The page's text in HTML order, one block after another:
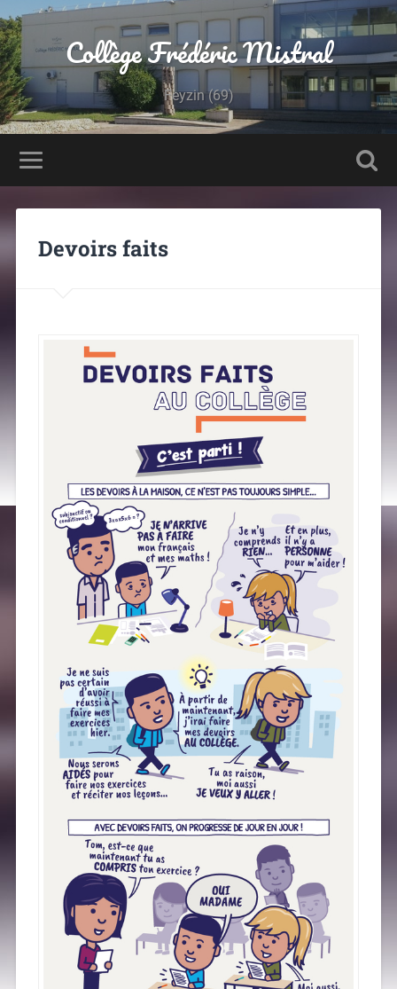
Collège Frédéric Mistral
Feyzin (69)
Devoirs faits
Panneau de gestion des cookies